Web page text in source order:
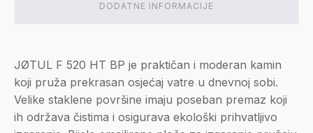
DODATNE INFORMACIJE
JØTUL F 520 HT BP je praktičan i moderan kamin
koji pruža prekrasan osjećaj vatre u dnevnoj sobi.
Velike staklene površine imaju poseban premaz koji
ih održava čistima i osigurava ekološki prihvatljivo